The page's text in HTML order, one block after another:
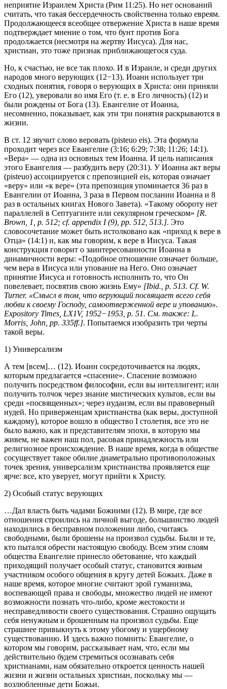
неприятие Израилем Христа (Рим 11:25). Но нет оснований
считать, что такая бессердечность свойственна только евреям.
Продолжающееся всеобщее отвержение Христа в наше время
подтверждает мнение о том, что бунт против Бога
продолжается (несмотря на жертву Иисуса). Для нас,
христиан, это тоже признак приближающегося суда.
Но, к счастью, не все так плохо. И в Израиле, и среди других
народов много верующих (12−13). Иоанн использует три
сходных понятия, говоря о верующих в Христа: они приняли
Его (12), уверовали во имя Его (т. е. в Его личность) (12) и
были рождены от Бога (13). Евангелие от Иоанна,
несомненно, показывает, как эти три понятия раскрываются в
жизни.
В ст. 12 звучит слово веровать (pisteuo eis). Эта формула
проходит через все Евангелие (3:16; 6:29; 7:38; 11:26; 14:1).
«Вера» — одна из основных тем Иоанна. И цель написания
этого Евангелия — разбудить веру (20:31). У Иоанна акт веры
(pisteuo) ассоциируется с препозицией eis, которая означает
«веру» или «к вере» (эта препозиция упоминается 36 раз в
Евангелии от Иоанна, 3 раза в Первом послании Иоанна и 8
раз в остальных книгах Нового Завета). «Такому обороту нет
параллелей в Септуагинте или секулярном греческом» [R.
Brown, 1, р. 512; cf. appendix I (9), pp. 512, 513.]. Это
словосочетание может быть истолковано как «приход к вере в
Отца» (14:1) и, как мы говорим, к вере в Иисуса. Такая
конструкция говорит о заинтересованности Иоанна в
динамичности веры: «Подобное отношение означает больше,
чем вера в Иисуса или упование на Него. Оно означает
принятие Иисуса и готовность исполнить то, что Он
повелевает, посвятив свою жизнь Ему» [Ibid., p. 513. Cf. W.
Turner. «Смысл в том, что верующий посвящает всего себя
любви к своему Господу, самоотверженной вере и упованию».
Expository Times, LX1V, 1952−1953, p. 51. См. также: L.
Morris, John, pp. 335ff.]. Попытаемся изобразить три черты
такой веры.
1) Универсализм
А тем [всем]… (12). Иоанн сосредоточивается на людях,
которым предлагается «спасение». Спасение возможно
получить посредством философии, если вы интеллигент; или
получить толчок через знание мистических культов, если вы
среди «посвященных»; через иудаизм, если вы правоверный
иудей. Но приверженцам христианства (как веры, доступной
каждому), которое вошло в общество I столетия, все это не
было важно, как и представителям эпохи, в которую мы
живем, не важен наш пол, расовая принадлежность или
религиозное происхождение. В наше время, когда в обществе
сосуществует такое обилие диаметрально противоположных
точек зрения, универсализм христианства проявляется еще
ярче: все, кто уверует, могут прийти к Христу.
2) Особый статус верующих
…Дал власть быть чадами Божиими (12). В мире, где все
отношения строились на личной выгоде, большинство людей
находились в бесправном положении либо, считаясь
свободными, были брошены на произвол судьбы. Были и те,
кто пытался обрести настоящую свободу. Всем этим слоям
общества Евангелие принесло обетование, что каждый
приходящий получает особый статус, становится живым
участником особого общения в кругу детей Божьих. Даже в
наше время, которое многие считают эрой гуманизма,
воспевающей права и свободы, множество людей не имеют
возможности познать что-либо, кроме жестокости и
несправедливости своего существования. Страшно ощущать
себя ненужным и брошенным на произвол судьбы. Еще
страшнее привыкнуть к этому убогому и ущербному
существованию. И здесь важно помнить: Евангелие, о
котором мы говорим, рассказывает нам, что, если мы
действительно будем стремиться осознавать себя
христианами, нам обязательно откроется ценность нашей
жизни и жизни остальных христиан, поскольку мы —
возлюбленные дети Божьи.